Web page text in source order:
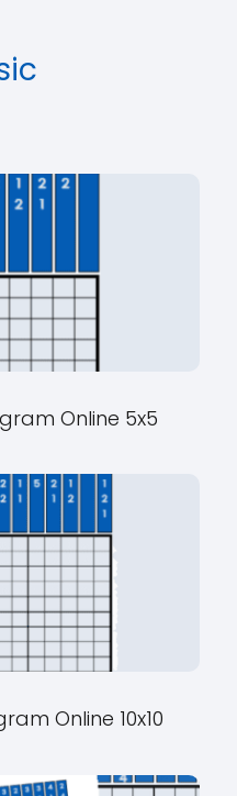
Online 5x5
Online 10x10